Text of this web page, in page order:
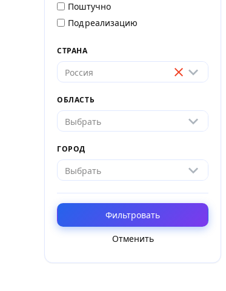
Поштучно
Под реализацию
СТРАНА
Россия
ОБЛАСТЬ
Выбрать
ГОРОД
Выбрать
Фильтровать
Отменить